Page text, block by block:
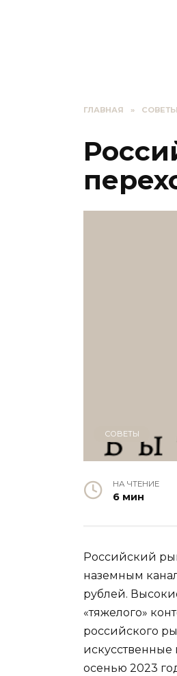
ГЛАВНАЯ » СОВЕТЫ
СОВЕТЫ
НА ЧТЕНИЕ
6 мин
Российский
наземным
рублей.
«тяжелого»
российского
осенью 2023